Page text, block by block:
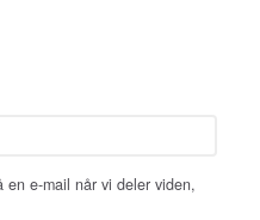
en e-mail når vi deler viden,